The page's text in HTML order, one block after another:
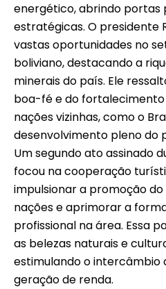
energético, abrindo portas
estratégicas. O presidente
vastas oportunidades no
boliviano, destacando a
minerais do país. Ele
boa-fé e do
nações vizinhas, como o
desenvolvimento pleno do
Um segundo ato assinado
focou na cooperação
impulsionar a promoção
nações e aprimorar a
profissional na área. Essa
as belezas naturais e
estimulando o intercâmbio
geração de renda.